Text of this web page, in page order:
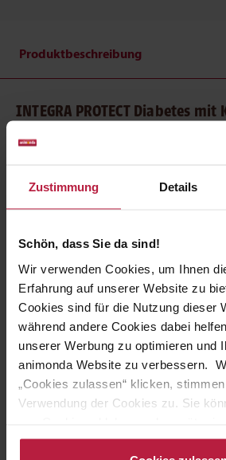
Zustimmung Details
Schön, dass Sie da sind!
Wir verwenden Cookies, um Ihnen
Erfahrung auf unserer Website zu
Cookies sind für die Nutzung dieser
während andere Cookies dabei
unserer Werbung zu optimieren und
animonda Website zu verbessern.
„Cookies zulassen“ klicken,
Verwendung der Cookies zu. Sie
Datenschutzseiteändern/
Produktbeschreibung
INTEGRA PROTECT Diabetes
Diätfutter für Katzen mit
mit Kaninchenschmeckt
INTEGRA PROTECT Diabetes mit
und kohlenhydratarm und daher für
Katzen mit Diabetes mellitus optimal
mit einer Behandlung durch den
Wohlbefinden des Stubentigers
INTEGRA PROTECT – Das
kranker Katzen entwickelt und wird
Stubentigern akzeptiert. Für folgende